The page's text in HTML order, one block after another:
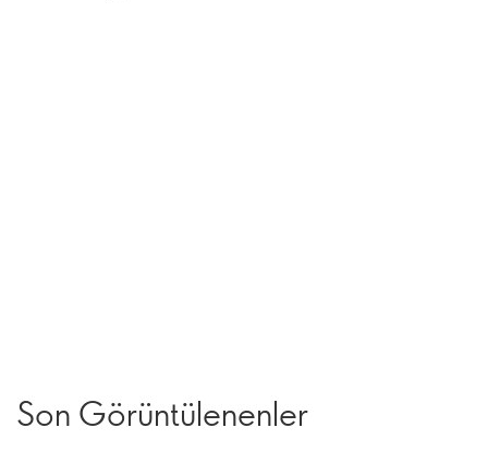
Son Görüntülenenler